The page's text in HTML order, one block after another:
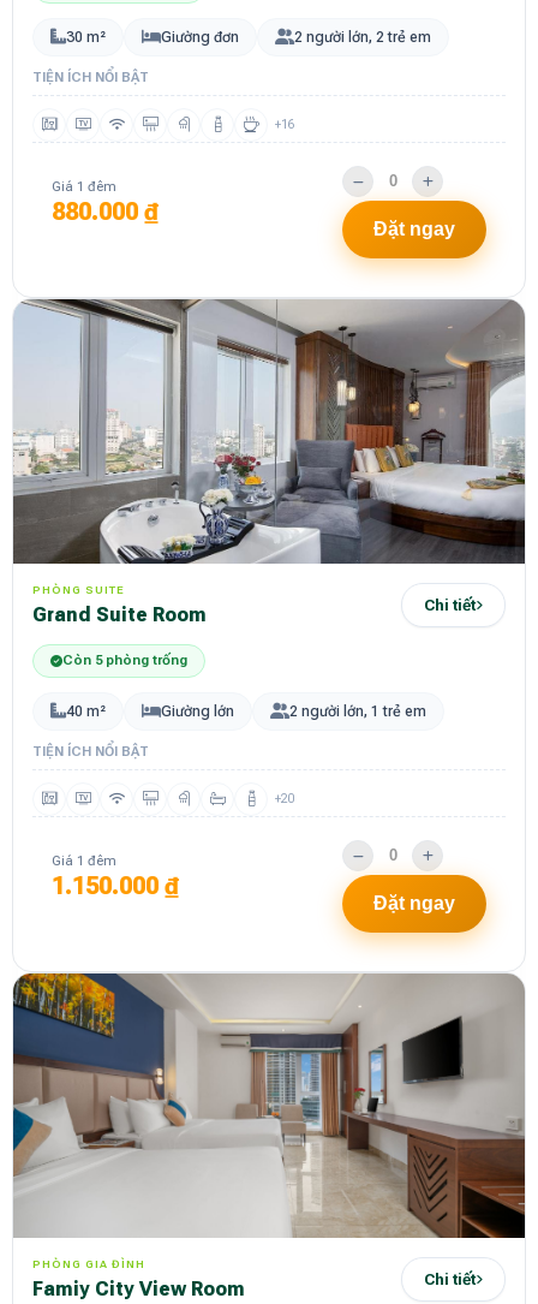
30 m² Giường đơn 2 người lớn, 2 trẻ em
TIỆN ÍCH NỔI BẬT
+16
Giá 1 đêm
880.000 ₫
Đặt ngay
PHÒNG SUITE
Grand Suite Room Chi tiết
Còn 5 phòng trống
40 m² Giường lớn 2 người lớn, 1 trẻ em
TIỆN ÍCH NỔI BẬT
+20
Giá 1 đêm
1.150.000 ₫
Đặt ngay
PHÒNG GIA ĐÌNH
Famiy City View Room Chi tiết